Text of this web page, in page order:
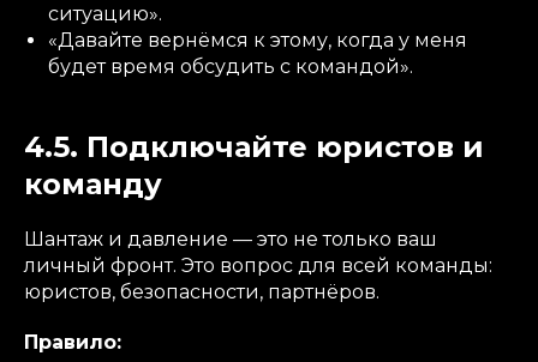
ситуацию».
«Давайте вернёмся к этому, когда у меня
будет время обсудить с командой».
4.5. Подключайте юристов и
команду
Шантаж и давление — это не только ваш
личный фронт. Это вопрос для всей команды:
юристов, безопасности, партнёров.
Правило: